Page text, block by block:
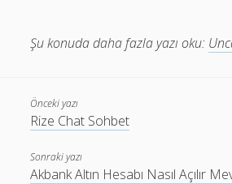
Şu konuda daha fazla yazı oku:
Önceki yazı
Rize Chat Sohbet
Sonraki yazı
Akbank Altın Hesabı Nasıl Açılır